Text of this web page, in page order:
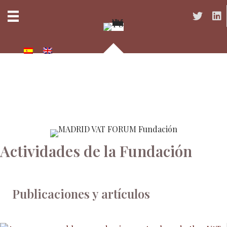
Acceso
Actividades de la Fundación
Publicaciones y artículos